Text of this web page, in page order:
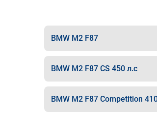
BMW M2 F87
BMW M2 F87 CS 450 л.с
BMW M2 F87 Competition